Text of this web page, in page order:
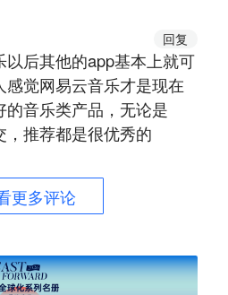
回复
以后其他的app基本上就可
感觉网易云音乐才是现在
的音乐类产品，无论是
，推荐都是很优秀的
更多评论